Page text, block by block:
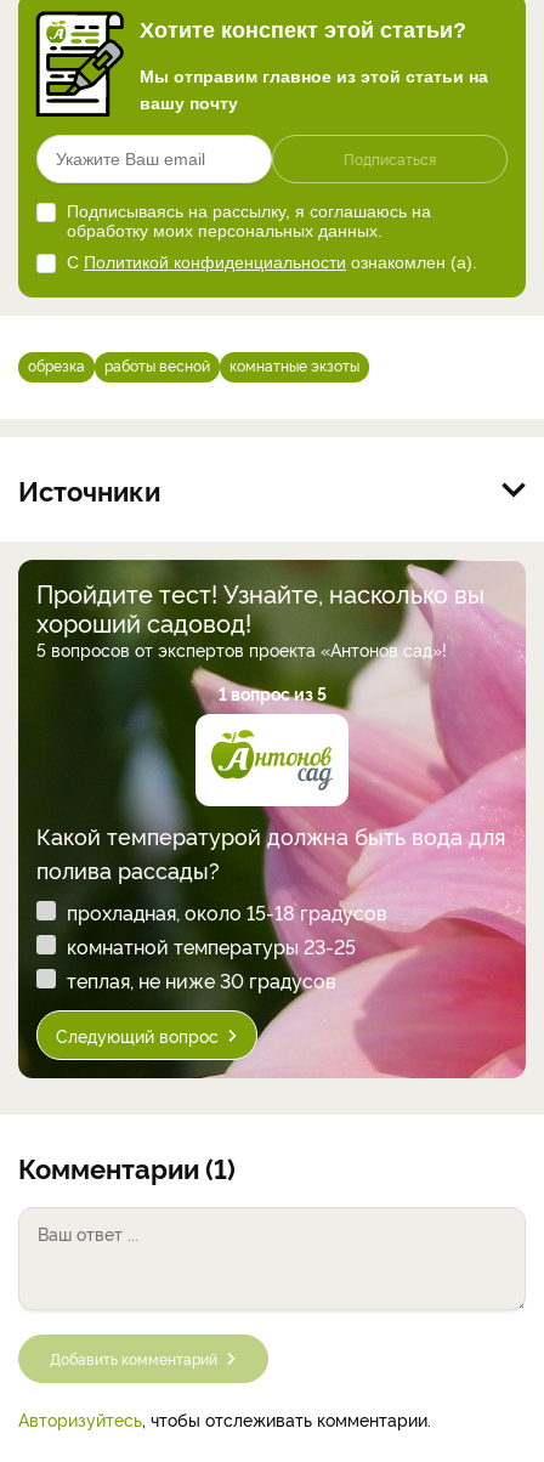
Хотите конспект этой статьи?
Мы отправим главное из этой статьи на
вашу почту
Подписаться
Подписываясь на рассылку, я соглашаюсь на
обработку моих персональных данных.
С Политикой конфиденциальности ознакомлен (а).
обрезка работы весной комнатные экзоты
Источники
Пройдите тест! Узнайте, насколько вы
хороший садовод!
5 вопросов от экспертов проекта «Антонов сад»!
1 вопрос из 5
Какой температурой должна быть вода для
полива рассады?
прохладная, около 15-18 градусов
комнатной температуры 23-25
теплая, не ниже 30 градусов
Следующий вопрос
Комментарии (1)
Добавить комментарий
Авторизуйтесь, чтобы отслеживать комментарии.